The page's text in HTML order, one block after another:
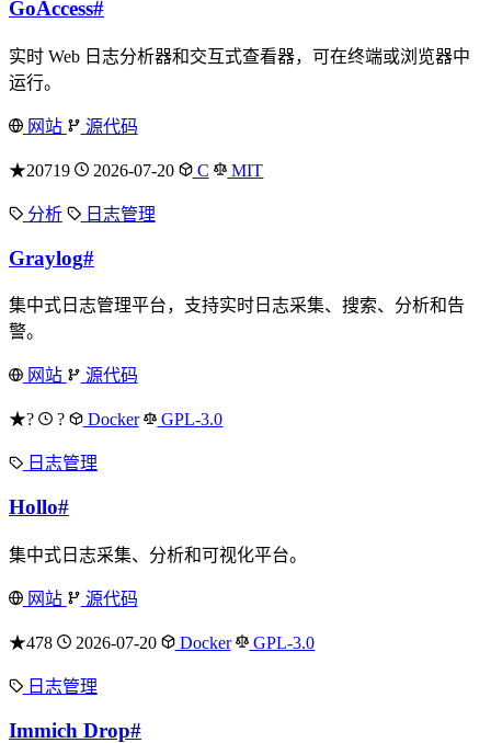
GoAccess#
实时 Web 日志分析器和交互式查看器，可在终端或浏览器中
运行。
网站 源代码
★20719 2026-07-20 C MIT
分析 日志管理
Graylog#
集中式日志管理平台，支持实时日志采集、搜索、分析和告
警。
网站 源代码
★? ? Docker GPL-3.0
日志管理
Hollo#
集中式日志采集、分析和可视化平台。
网站 源代码
★478 2026-07-20 Docker GPL-3.0
日志管理
Immich Drop#